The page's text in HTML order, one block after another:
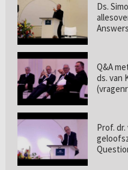
Ds.
Q&A
ds. van
Prof.